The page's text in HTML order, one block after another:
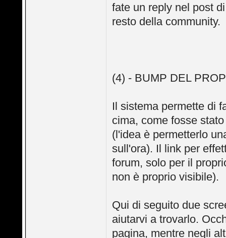
fate un reply nel post
resto della community.
(4) - BUMP DEL
Il sistema permette di
cima, come fosse
(l'idea è permetterlo
sull'ora). Il link per
forum, solo per il
non è proprio visibile).
Qui di seguito due
aiutarvi a trovarlo.
pagina, mentre negli